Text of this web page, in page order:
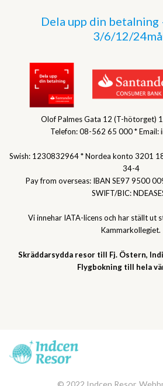
Dela upp din
3/6/12/
Olof Palmes Gata 12 (T-hötorget)
Telefon: 08-562 65 000 * Email:
Swish: 1230832964 * Nordea konto 3201
34-4
Pay from overseas: IBAN SE97 9500
SWIFT/BIC:
Vi innehar IATA-licens och har ställt ut
Kammarkollegiet.
Skräddarsydda resor till Fj. Östern,
Flygbokning till hela
© 2022 Indcen Resor,